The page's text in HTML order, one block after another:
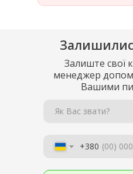
Залиште свої
менеджер
Вашими
Як Вас звати?
+380